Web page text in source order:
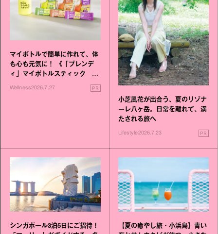
マイボトルで簡単に作れて、体
も心も元気に！ 《「ブレンデ
ィ」マイボトルスティック い
いこと毎日》シリーズが誕生
Wellness2026.7.27 PR
小芝風花が出合う、夏のリゾナ
ーレ八ヶ岳。日常を離れて、満
たされる旅へ
Lifestyle2026.7.23 PR
シンガポール3泊5日にご招待！
【夏の癒やし旅・小浜島】青い